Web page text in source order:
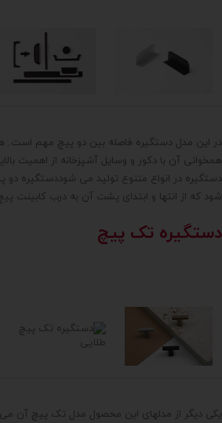
در این مدل دستگیره فاصله بین دو پیچ مهم است.
همخوانی آن با دکور و وسایل آشپزخانه از اهمیت
دستگیره در انواع متنوع تولید می شوددستگیره
شود که از انتها و ابتدای پشت آن به درب کابینت
دستگیره تک پیچ
یکی دیگر از مدلهای این محصول مدل تک پیچ آن